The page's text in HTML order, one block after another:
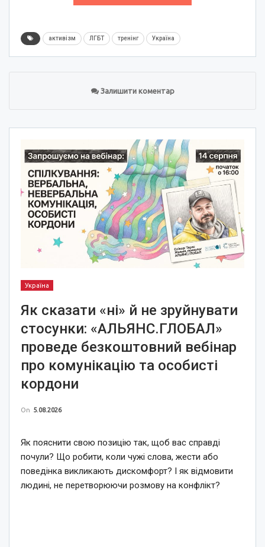
активізм ЛГБТ тренінг Україна
Залишити коментар
Україна
Як сказати «ні» й не зруйнувати
стосунки: «АЛЬЯНС.ГЛОБАЛ»
проведе безкоштовний вебінар
про комунікацію та особисті
кордони
On 5.08.2026
Як пояснити свою позицію так, щоб вас справді
почули? Що робити, коли чужі слова, жести або
поведінка викликають дискомфорт? І як відмовити
людині, не перетворюючи розмову на конфлікт?